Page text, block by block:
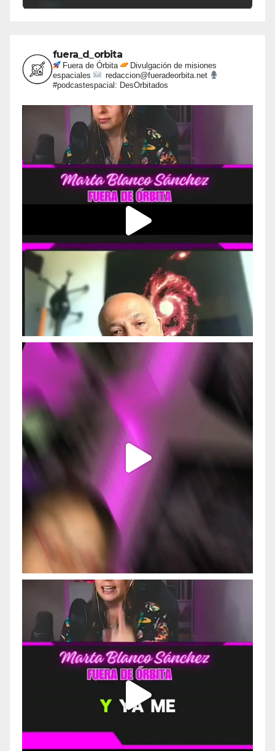
fuera_d_orbita
Fuera de Órbita
Divulgación de misiones
espaciales
redaccion@fueradeorbita.net
#podcastespacial: DesOrbitados